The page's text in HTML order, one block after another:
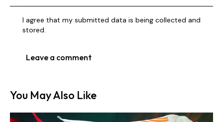
I agree that my submitted data is being collected and
stored.
You May Also Like